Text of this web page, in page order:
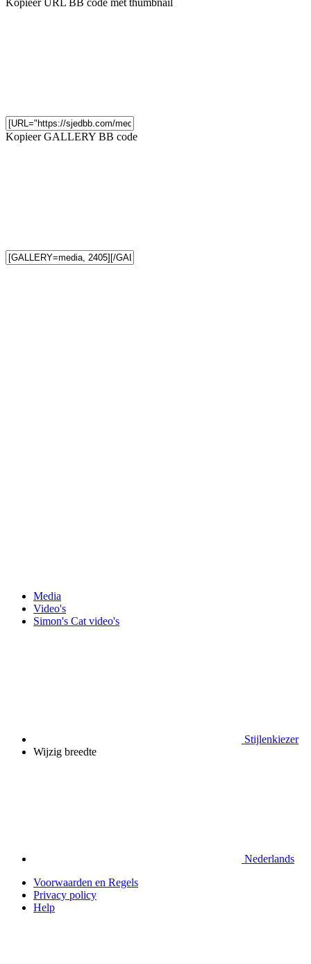
Kopieer GALLERY BB code
Media
Video's
Simon's Cat video's
Stijlenkiezer
Wijzig breedte
Nederlands
Voorwaarden en Regels
Privacy policy
Help